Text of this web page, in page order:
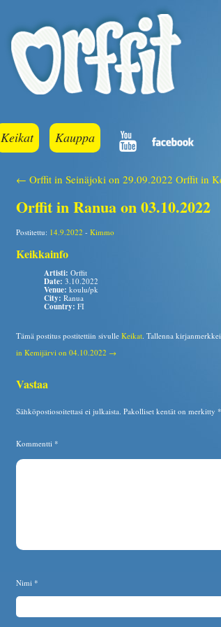
Keikat Kauppa
← Orffit in Seinäjoki on 29.09.2022 Orffit in
Orffit in Ranua on 03.10.2022
Postitettu: 14.9.2022 - Kimmo
Keikkainfo
Artisti: Orffit
Date: 3.10.2022
Venue: koulu/pk
City: Ranua
Country: FI
Tämä postitus postitettiin sivulle Keikat. Tallenna
in Kemijärvi on 04.10.2022 →
Vastaa
Sähköpostiosoitettasi ei julkaista. Pakolliset kentät on merkitty *
Kommentti *
Nimi *